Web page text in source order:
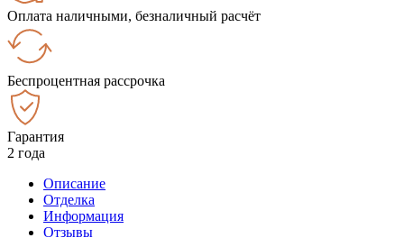
Оплата наличными, безналичный расчёт
Беспроцентная рассрочка
Гарантия
2 года
Описание
Отделка
Информация
Отзывы